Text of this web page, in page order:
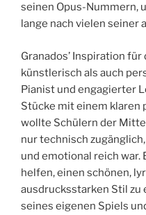
seinen Opus-Nummern,
lange nach vielen seiner
Granados’ Inspiration
künstlerisch als auch
Pianist und engagierter
Stücke mit einem klaren
wollte Schülern der
nur technisch
und emotional reich war.
helfen, einen schönen,
ausdrucksstarken Stil zu
seines eigenen Spiels